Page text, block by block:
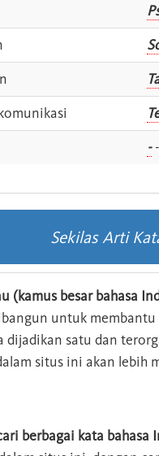
-
Sekilas Arti
(kamus besar bahasa
untuk
dijadikan satu dan
situs ini akan lebih
berbagai kata bahasa